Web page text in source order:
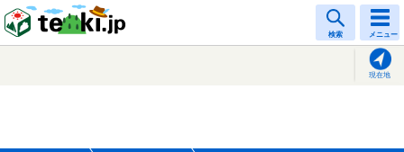
検索 メニュー
現在地